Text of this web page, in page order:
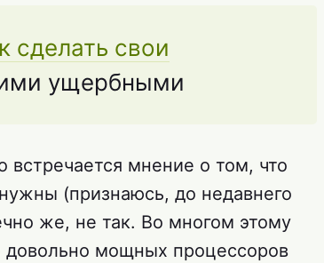
сделать свои
ущербными
встречается мнение о том, что
(признаюсь, до недавнего
же, не так. Во многом этому
довольно мощных процессоров